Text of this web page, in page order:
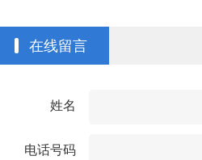
在线留言
姓名
电话号码